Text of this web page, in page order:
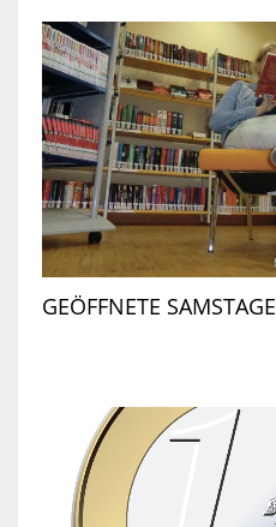
GEÖFFNETE SAMSTAGE